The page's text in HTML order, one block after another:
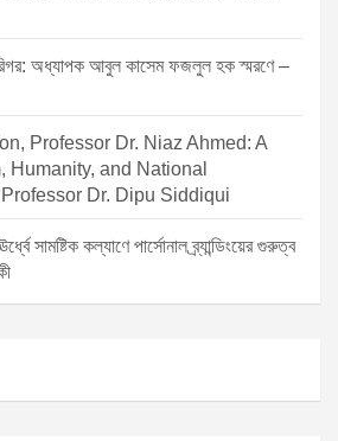
অধ্যাপক আবুল কাসেম ফজলুল হক স্মরণে –
Professor Dr. Niaz Ahmed: A
Humanity, and National
Dr. Dipu Siddiqui
সামষ্টিক কল্যাণে পার্সোনাল ব্র্যান্ডিংয়ের গুরুত্ব